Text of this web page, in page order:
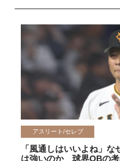
アスリート/セレブ
「風通しはいいよね」
は強いのか 球界OBの